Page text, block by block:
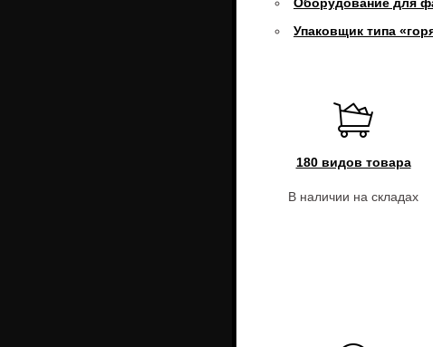
Упаковщик типа
180 видов товара
В наличии на складах